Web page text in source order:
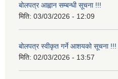
बोलपत्र आह्वान सम्बन्धी सूचना !!!
मिति: 03/03/2026 - 12:09
बोलपत्र स्वीकृत गर्ने आशयको सूचना !!!
मिति: 02/03/2026 - 13:57